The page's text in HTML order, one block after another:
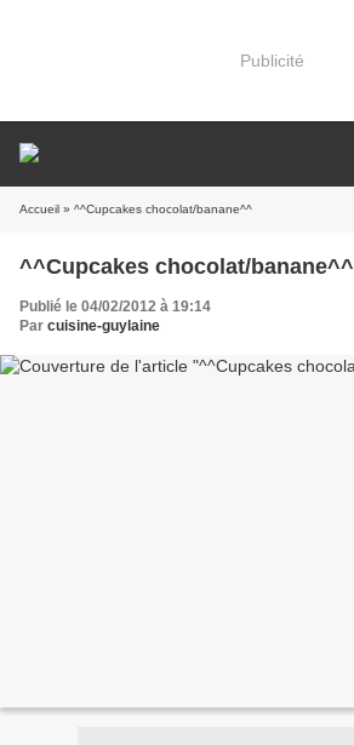
Publicité
Accueil » ^^Cupcakes chocolat/banane^^
^^Cupcakes chocolat/banane^^
Publié le 04/02/2012 à 19:14
Par cuisine-guylaine